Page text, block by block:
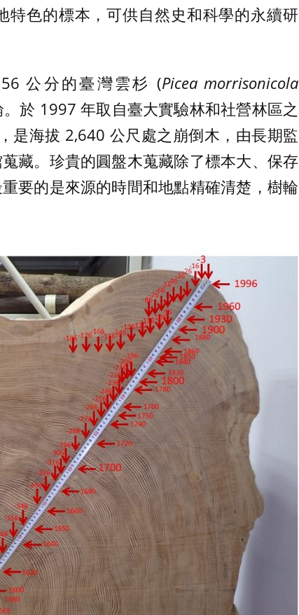
色的標本，可供自然史和科學的永續研
公分的臺灣雲杉 (Picea morrisonicola
於 1997 年取自臺大實驗林和社營林區之
是海拔 2,640 公尺處之崩倒木，由長期監
藏。珍貴的圓盤木蒐藏除了標本大、保存
要的是來源的時間和地點精確清楚，樹輪